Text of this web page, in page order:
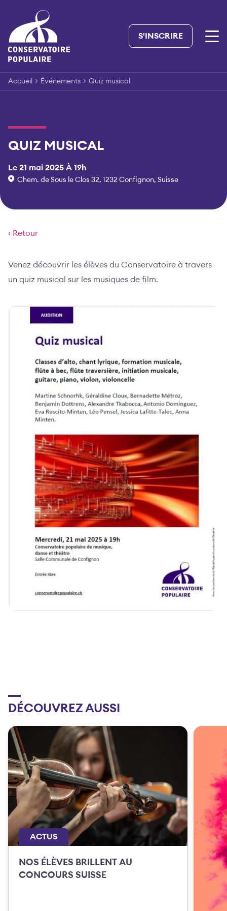
content
S'INSCRIRE
Accueil > Événements > Quiz musical
QUIZ MUSICAL
Le 21 mai 2025 À 19h
Chem. de Sous le Clos 32, 1232 Confignon, Suisse
‹ Retour
Venez découvrir les élèves du Conservatoire à travers
un quiz musical sur les musiques de film.
DÉCOUVREZ AUSSI
ACTUS
NOS ÉLÈVES BRILLENT AU
CONCOURS SUISSE